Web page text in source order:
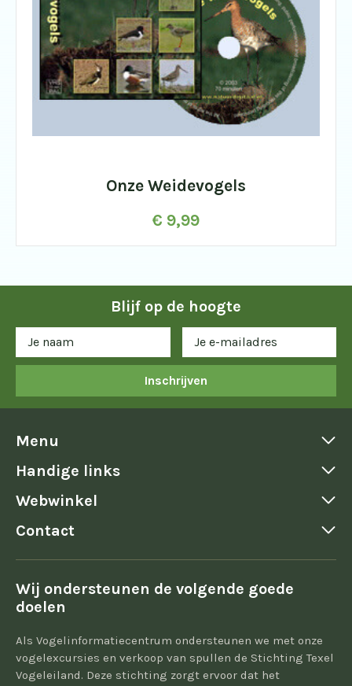
Onze Weidevogels
€ 9,99
Blijf op de hoogte
Inschrijven
Menu
Handige links
Webwinkel
Contact
Wij ondersteunen de volgende goede
doelen
Als Vogelinformatiecentrum ondersteunen we met onze
vogelexcursies en verkoop van spullen de Stichting Texel
Vogeleiland. Deze stichting zorgt ervoor dat het